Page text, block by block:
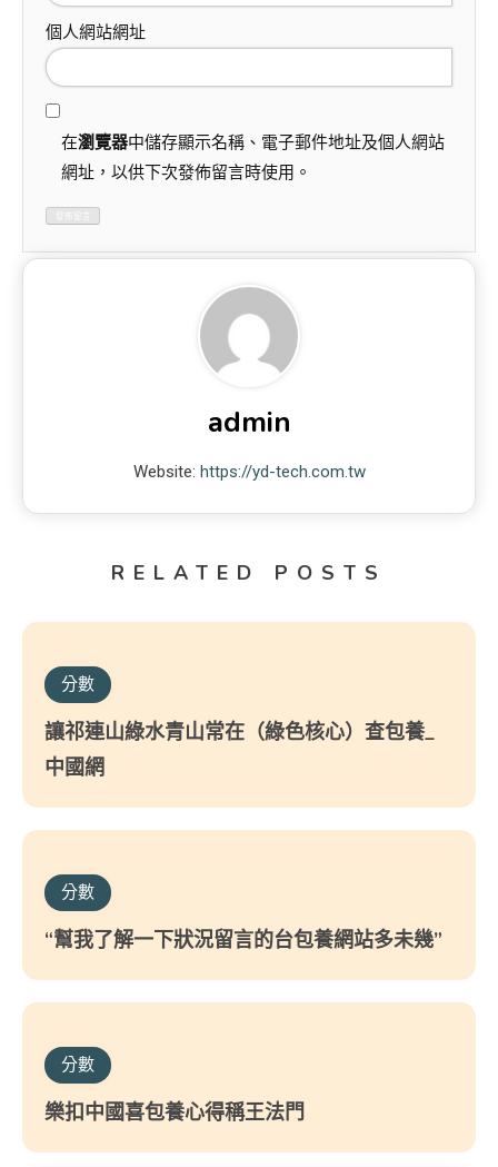
個人網站網址
在瀏覽器中儲存顯示名稱、電子郵件地址及個人網站
網址，以供下次發佈留言時使用。
admin
Website: https://yd-tech.com.tw
RELATED POSTS
分數
讓祁連山綠水青山常在（綠色核心）查包養_
中國網
分數
“幫我了解一下狀況留言的台包養網站多未幾”
分數
樂扣中國喜包養心得稱王法門